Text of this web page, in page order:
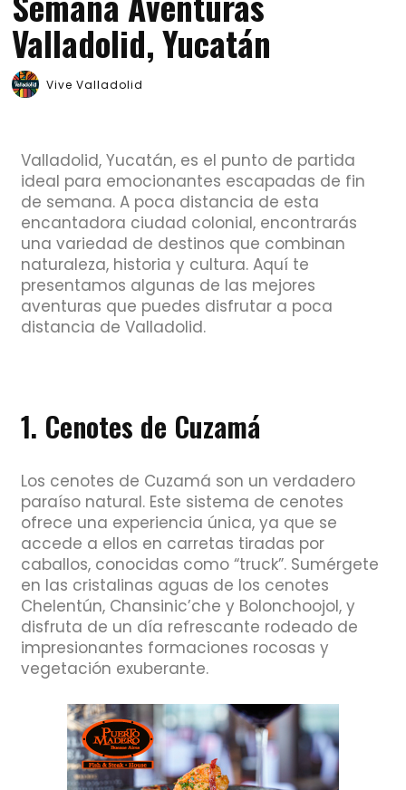
Valladolid, Yucatán
Vive Valladolid
Valladolid, Yucatán, es el punto de partida
ideal para emocionantes escapadas de fin
de semana. A poca distancia de esta
encantadora ciudad colonial, encontrarás
una variedad de destinos que combinan
naturaleza, historia y cultura. Aquí te
presentamos algunas de las mejores
aventuras que puedes disfrutar a poca
distancia de Valladolid.
1. Cenotes de Cuzamá
Los cenotes de Cuzamá son un verdadero
paraíso natural. Este sistema de cenotes
ofrece una experiencia única, ya que se
accede a ellos en carretas tiradas por
caballos, conocidas como “truck”. Sumérgete
en las cristalinas aguas de los cenotes
Chelentún, Chansinic’che y Bolonchoojol, y
disfruta de un día refrescante rodeado de
impresionantes formaciones rocosas y
vegetación exuberante.